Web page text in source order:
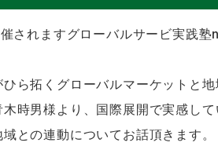
されますグローバルサービ実践
ら拓くグローバルマーケットと
時男様より、国際展開で実感し
との連動についてお話頂きます。